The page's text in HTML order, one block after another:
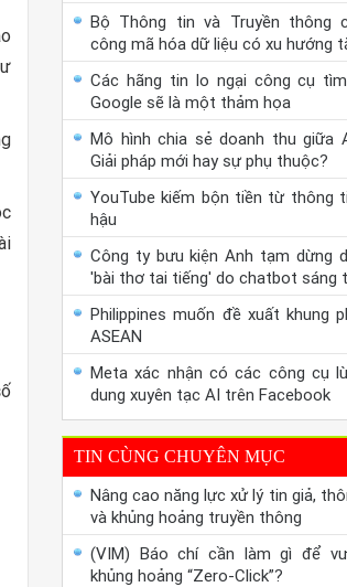
Bộ Thông tin và Truyền thông
công mã hóa dữ liệu có xu hướng
Các hãng tin lo ngại công cụ
Google sẽ là một thảm họa
Mô hình chia sẻ doanh thu giữa
Giải pháp mới hay sự phụ thuộc?
YouTube kiếm bộn tiền từ thông
hậu
Công ty bưu kiện Anh tạm dừng
'bài thơ tai tiếng' do chatbot sáng
Philippines muốn đề xuất khung
ASEAN
Meta xác nhận có các công cụ
dung xuyên tạc AI trên Facebook
TIN CÙNG CHUYÊN MỤC
Nâng cao năng lực xử lý tin giả,
và khủng hoảng truyền thông
(VIM) Báo chí cần làm gì để
khủng hoảng “Zero-Click”?